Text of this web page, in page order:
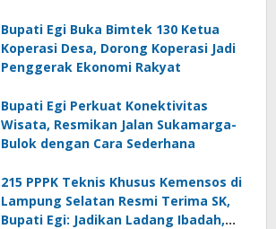
Bupati Egi Buka Bimtek 130 Ketua
Koperasi Desa, Dorong Koperasi Jadi
Penggerak Ekonomi Rakyat
Bupati Egi Perkuat Konektivitas
Wisata, Resmikan Jalan Sukamarga-
Bulok dengan Cara Sederhana
215 PPPK Teknis Khusus Kemensos di
Lampung Selatan Resmi Terima SK,
Bupati Egi: Jadikan Ladang Ibadah,